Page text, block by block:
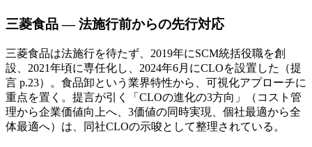
三菱食品 — 法施行前からの先行対応
三菱食品は法施行を待たず、2019年にSCM統括役職を創
設、2021年頃に専任化し、2024年6月にCLOを設置した（提
言 p.23）。食品卸という業界特性から、可視化アプローチに
重点を置く。提言が引く「CLOの進化の3方向」（コスト管
理から企業価値向上へ、3価値の同時実現、個社最適から全
体最適へ）は、同社CLOの示唆として整理されている。